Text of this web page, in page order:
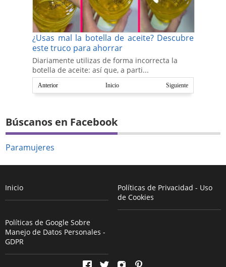
¿Usas mal la botella de aceite? Descubre
este truco para ahorrar
Diariamente utilizas de forma incorrecta la
botella de aceite: así que, a parti...
Anterior Siguiente
Inicio
Búscanos en Facebook
Paramujeres
Inicio
Políticas de Privacidad - Uso
de Cookies
Políticas de Google Sobre
Manejo de Datos Personales -
GDPR